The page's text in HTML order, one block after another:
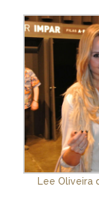
Lee Oliveira